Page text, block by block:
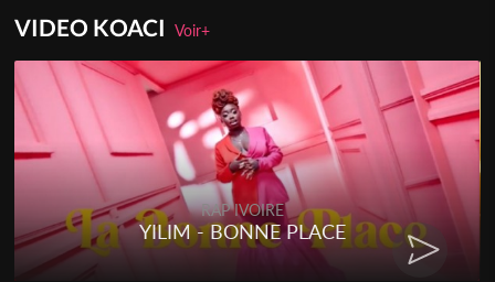
VIDEO KOACIVoir+
RAP IVOIRE
YILIM - BONNE PLACE